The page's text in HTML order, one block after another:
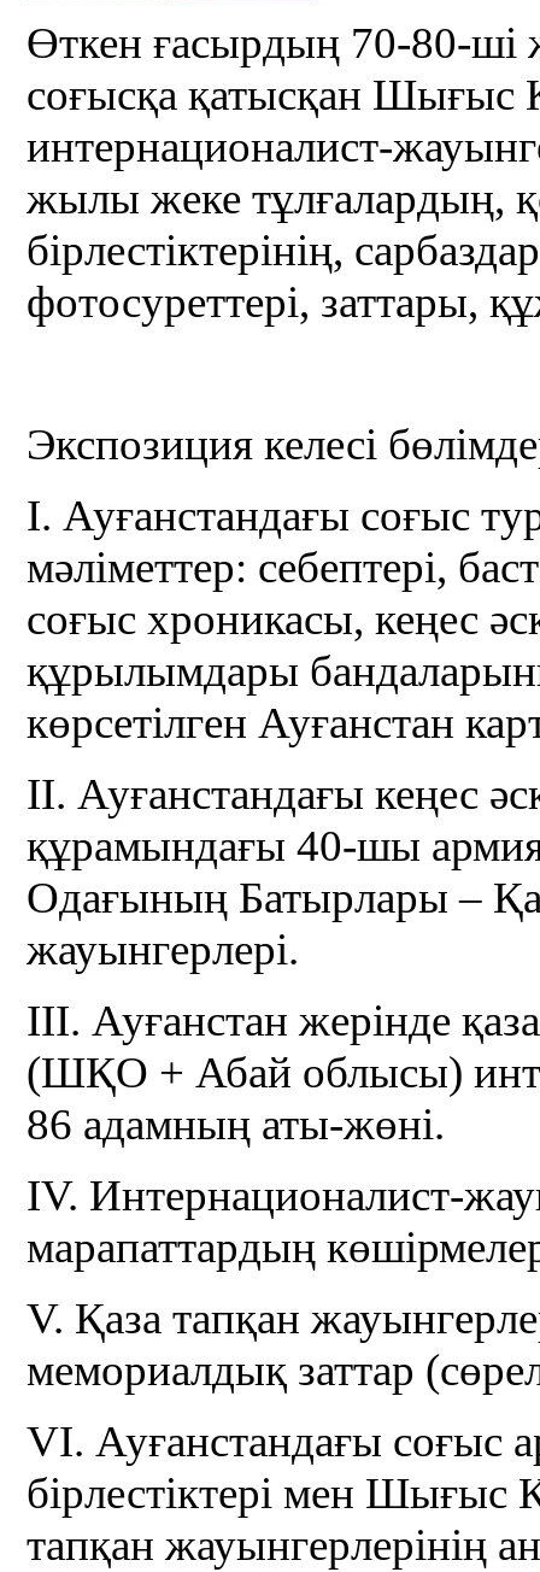
Өткен ғасырдың 70-80-ші
соғысқа қатысқан Шығыс
интернационалист-
жылы жеке тұлғалардың,
бірлестіктерінің,
фотосуреттері, заттары,
Экспозиция келесі
I. Ауғанстандағы соғыс
мәліметтер: себептері,
соғыс хроникасы, кеңес
құрылымдары
көрсетілген Ауғанстан
II. Ауғанстандағы кеңес
құрамындағы 40-шы
Одағының Батырлары –
жауынгерлері.
III. Ауғанстан жерінде
(ШҚО + Абай облысы)
86 адамның аты-жөні.
IV. Интернационалист-
марапаттардың
V. Қаза тапқан
мемориалдық заттар
VI. Ауғанстандағы соғыс
бірлестіктері мен Шығыс
тапқан жауынгерлерінің